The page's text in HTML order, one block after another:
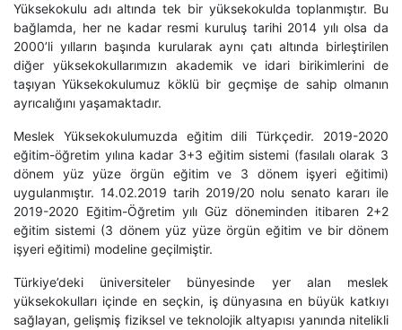
Yüksekokulu adı altında tek bir yüksekokulda toplanmıştır. Bu
bağlamda, her ne kadar resmi kuruluş tarihi 2014 yılı olsa da
2000’li yılların başında kurularak aynı çatı altında birleştirilen
diğer yüksekokullarımızın akademik ve idari birikimlerini de
taşıyan Yüksekokulumuz köklü bir geçmişe de sahip olmanın
ayrıcalığını yaşamaktadır.
Meslek Yüksekokulumuzda eğitim dili Türkçedir. 2019-2020
eğitim-öğretim yılına kadar 3+3 eğitim sistemi (fasılalı olarak 3
dönem yüz yüze örgün eğitim ve 3 dönem işyeri eğitimi)
uygulanmıştır. 14.02.2019 tarih 2019/20 nolu senato kararı ile
2019-2020 Eğitim-Öğretim yılı Güz döneminden itibaren 2+2
eğitim sistemi (3 dönem yüz yüze örgün eğitim ve bir dönem
işyeri eğitimi) modeline geçilmiştir.
Türkiye’deki üniversiteler bünyesinde yer alan meslek
yüksekokulları içinde en seçkin, iş dünyasına en büyük katkıyı
sağlayan, gelişmiş fiziksel ve teknolojik altyapısı yanında nitelikli